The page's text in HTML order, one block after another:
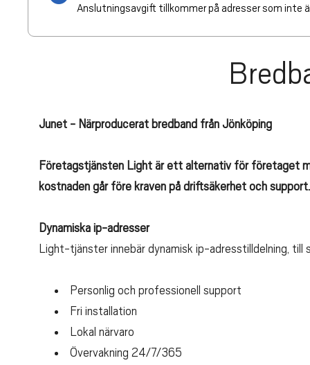
Anslutningsavgift tillkommer på adresser som inte
Junet - Närproducerat bredband från Jönköping
Företagstjänsten Light är ett alternativ för företaget
kostnaden går före kraven på driftsäkerhet och support.
Dynamiska ip-adresser
Light-tjänster innebär dynamisk ip-adresstilldelning,
Personlig och professionell support
Fri installation
Lokal närvaro
Övervakning 24/7/365